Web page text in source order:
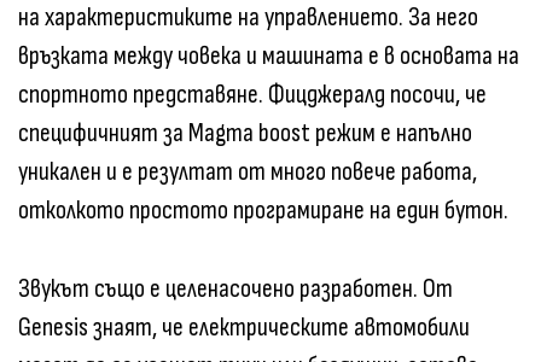
на характеристиките на управлението. За него
връзката между човека и машината е в основата на
спортното представяне. Фицджералд посочи, че
специфичният за Magma boost режим е напълно
уникален и е резултат от много повече работа,
отколкото простото програмиране на един бутон.
Звукът също е целенасочено разработен. От
Genesis знаят, че електрическите автомобили